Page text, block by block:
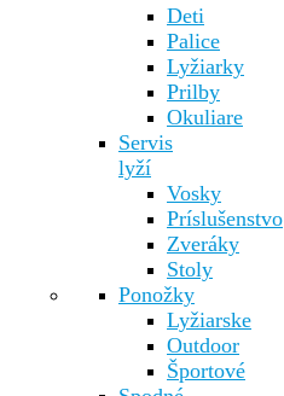
Deti
Palice
Lyžiarky
Prilby
Okuliare
Servis
lyží
Vosky
Príslušenstvo
Zveráky
Stoly
Ponožky
Lyžiarske
Outdoor
Športové